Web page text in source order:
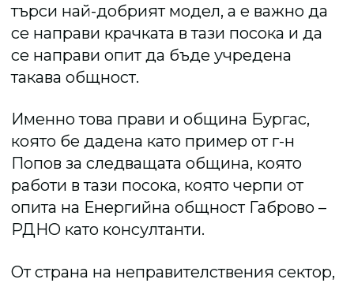
търси най-добрият модел, а е важно да
се направи крачката в тази посока и да
се направи опит да бъде учредена
такава общност.
Именно това прави и община Бургас,
която бе дадена като пример от г-н
Попов за следващата община, която
работи в тази посока, която черпи от
опита на Енергийна общност Габрово –
РДНО като консултанти.
От страна на неправителствения сектор,